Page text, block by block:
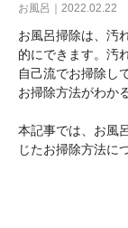
お風呂｜2022.02.22
お風呂掃除は、汚
的にできます。汚
自己流でお掃除し
お掃除方法がわか
本記事では、お風
じたお掃除方法に